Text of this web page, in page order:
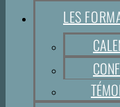
LES